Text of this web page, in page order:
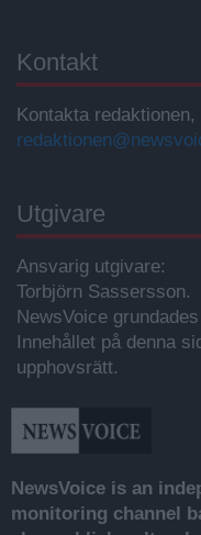
Kontakt
Kontakta
Utgivare
Ansvarig utgivare:
Torbjörn Sassersson.
NewsVoice grundades
Innehållet på denna
upphovsrätt.
NewsVoice is an
monitoring channel